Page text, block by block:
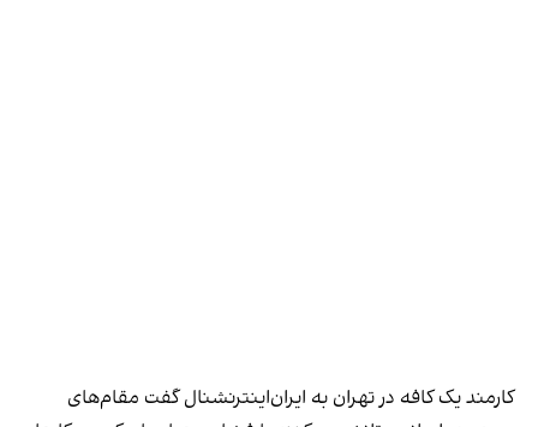
کارمند یک کافه در تهران به ایران‌اینترنشنال گفت مقام‌های